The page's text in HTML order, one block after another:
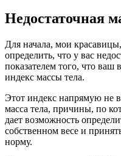
Недостаточная
Для начала, мои
определить, что у вас
показателем того, что ваш
индекс массы тела.
Этот индекс напрямую не
масса тела, причины, по
дает возможность
собственном весе и
норму.